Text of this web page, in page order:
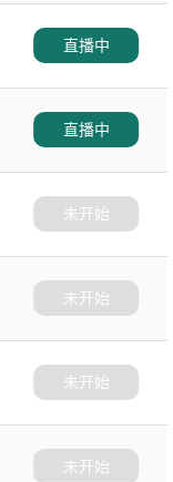
直播中
直播中
未开始
未开始
未开始
未开始